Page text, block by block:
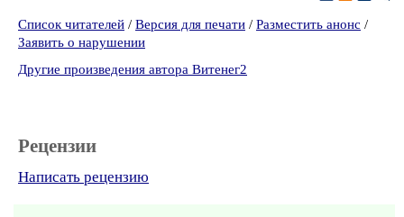
Список читателей / Версия для печати / Разместить анонс /
Заявить о нарушении
Другие произведения автора Витенег2
Рецензии
Написать рецензию